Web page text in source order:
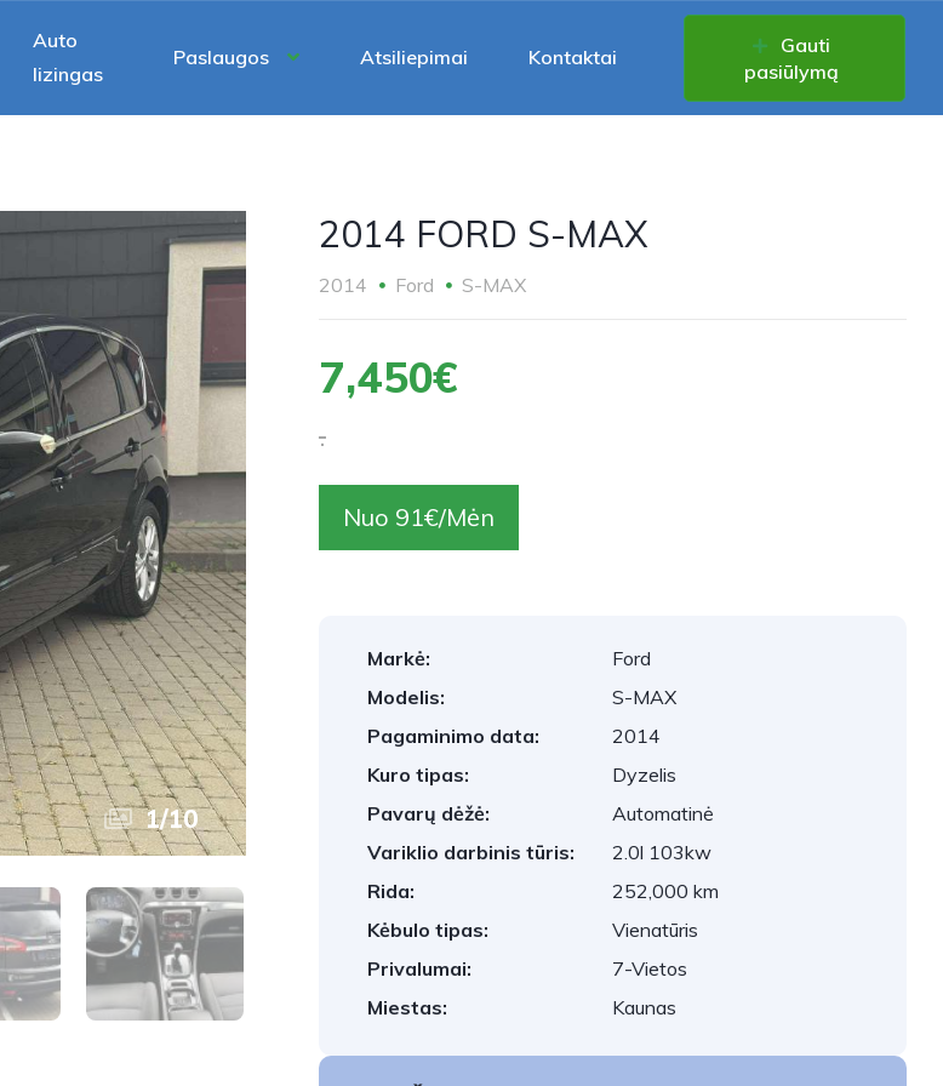
Auto
lizingas
Paslaugos Atsiliepimai Kontaktai
Gauti
pasiūlymą
1/10
2014 FORD S-MAX
2014 Ford S-MAX
7,450€
.
Nuo 91€/Mėn
Markė:
Ford
Modelis:
S-MAX
Pagaminimo data:
2014
Kuro tipas:
Dyzelis
Pavarų dėžė:
Automatinė
Variklio darbinis tūris:
2.0l 103kw
Rida:
252,000 km
Kėbulo tipas:
Vienatūris
Privalumai:
7-Vietos
Miestas:
Kaunas